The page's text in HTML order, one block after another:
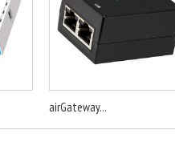
airGateway...